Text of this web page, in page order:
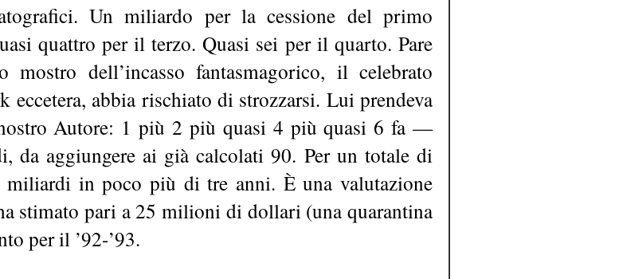
Un miliardo per la cessione del primo
quattro per il terzo. Quasi sei per il quarto. Pare
dell’incasso fantasmagorico, il celebrato
eccetera, abbia rischiato di strozzarsi. Lui prendeva
Autore: 1 più 2 più quasi 4 più quasi 6 fa —
aggiungere ai già calcolati 90. Per un totale di
miliardi in poco più di tre anni. È una valutazione
stimato pari a 25 milioni di dollari (una quarantina
per il ’92-’93.